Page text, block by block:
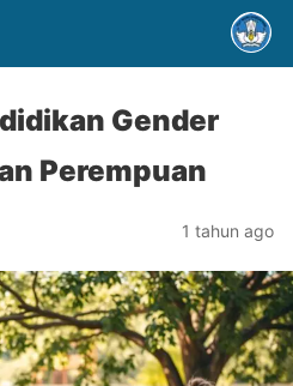
Gender
Perempuan
1 tahun ago